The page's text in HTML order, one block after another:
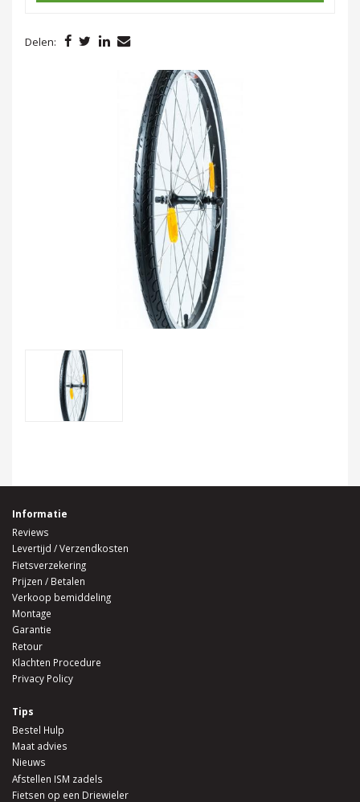
Delen:
Informatie
Reviews
Levertijd / Verzendkosten
Fietsverzekering
Prijzen / Betalen
Verkoop bemiddeling
Montage
Garantie
Retour
Klachten Procedure
Privacy Policy
Tips
Bestel Hulp
Maat advies
Nieuws
Afstellen ISM zadels
Fietsen op een Driewieler